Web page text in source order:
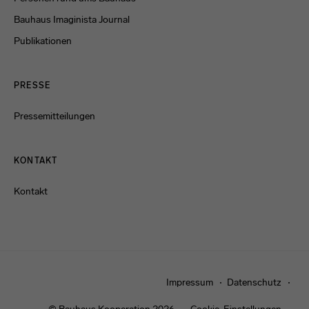
Bauhaus Imaginista Journal
Publikationen
PRESSE
Pressemitteilungen
KONTAKT
Kontakt
Impressum Datenschutz